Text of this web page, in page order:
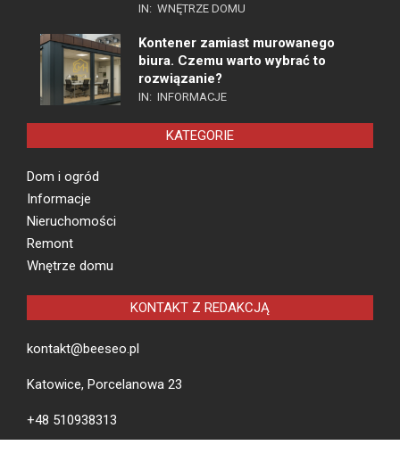
IN: WNĘTRZE DOMU
Kontener zamiast murowanego
biura. Czemu warto wybrać to
rozwiązanie?
IN: INFORMACJE
KATEGORIE
Dom i ogród
Informacje
Nieruchomości
Remont
Wnętrze domu
KONTAKT Z REDAKCJĄ
kontakt@beeseo.pl
Katowice, Porcelanowa 23
+48 510938313